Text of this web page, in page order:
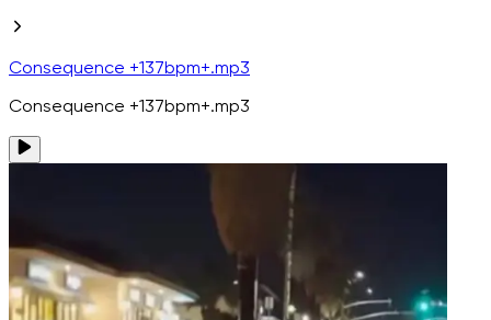
Consequence +137bpm+.mp3
Consequence +137bpm+.mp3